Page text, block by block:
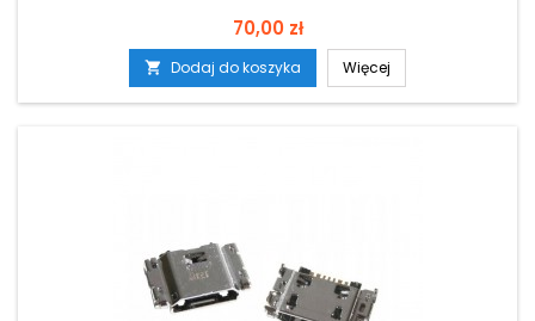
Cena
70,00 zł
 Dodaj do koszyka Więcej